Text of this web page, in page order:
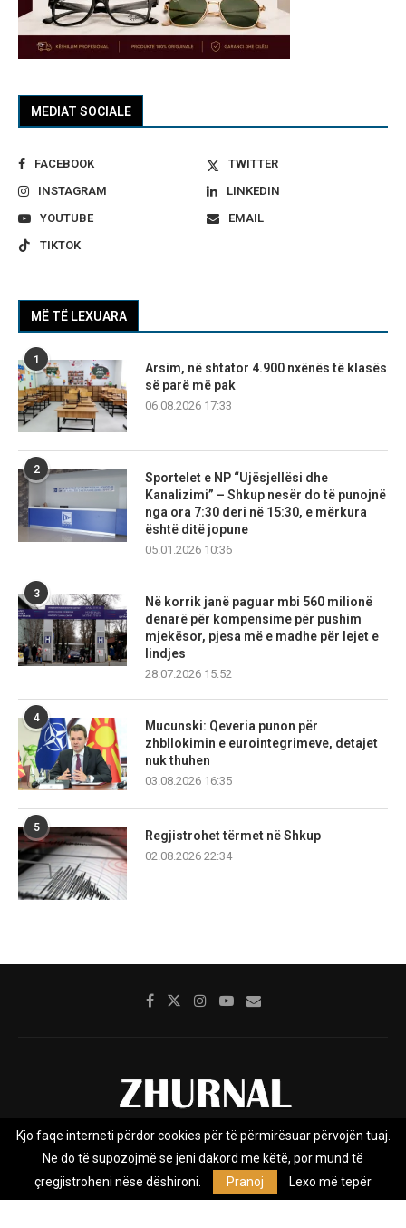
MEDIAT SOCIALE
FACEBOOK
TWITTER
INSTAGRAM
LINKEDIN
YOUTUBE
EMAIL
TIKTOK
MË TË LEXUARA
1
Arsim, në shtator 4.900 nxënës të klasës
së parë më pak
06.08.2026 17:33
2
Sportelet e NP “Ujësjellësi dhe
Kanalizimi” – Shkup nesër do të punojnë
nga ora 7:30 deri në 15:30, e mërkura
është ditë jopune
05.01.2026 10:36
3
Në korrik janë paguar mbi 560 milionë
denarë për kompensime për pushim
mjekësor, pjesa më e madhe për lejet e
lindjes
28.07.2026 15:52
4
Mucunski: Qeveria punon për
zhbllokimin e eurointegrimeve, detajet
nuk thuhen
03.08.2026 16:35
5
Regjistrohet tërmet në Shkup
02.08.2026 22:34
Rreth nesh Impresumi Marketing
Privacy Policy
Zhurnal.mk është Agjenci e Lajmeve e pavarur, e themeluar në vitin
Kjo faqe interneti përdor cookies për të përmirësuar përvojën tuaj.
Ne do të supozojmë se jeni dakord me këtë, por mund të
çregjistroheni nëse dëshironi.
Pranoj Lexo më tepër